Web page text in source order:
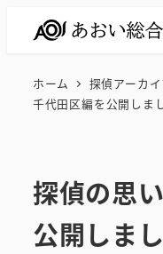
ホーム 探偵アーカ
千代田区編を公開しま
探偵の思
公開しま